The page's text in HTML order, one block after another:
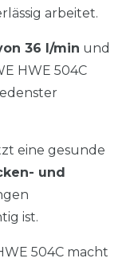
arbeitet.
36 l/min und
HWE 504C
eine gesunde
und
ist.
504C macht